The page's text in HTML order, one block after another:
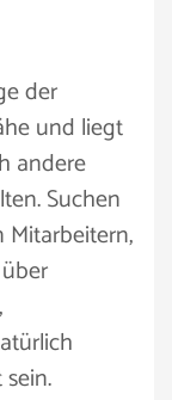
der
und liegt
andere
Suchen
Mitarbeitern,